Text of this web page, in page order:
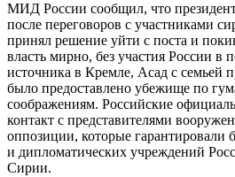
МИД России сообщил, что
после переговоров с участниками
принял решение уйти с поста и
власть мирно, без участия России в
источника в Кремле, Асад с семьей
было предоставлено убежище по
соображениям. Российские
контакт с представителями
оппозиции, которые гарантировали
и дипломатических учреждений
Сирии.